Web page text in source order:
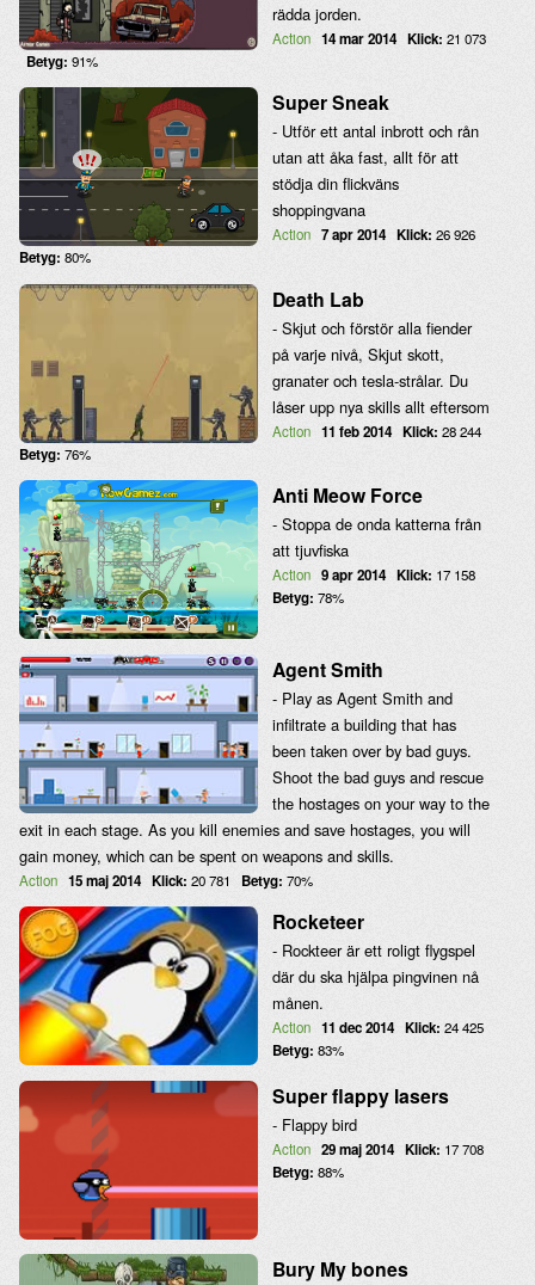
rädda jorden.
Action 14 mar 2014 Klick: 21 073
Betyg: 91%
Super Sneak
- Utför ett antal inbrott och rån
utan att åka fast, allt för att
stödja din flickväns
shoppingvana
Action 7 apr 2014 Klick: 26 926
Betyg: 80%
Death Lab
- Skjut och förstör alla fiender
på varje nivå, Skjut skott,
granater och tesla-strålar. Du
låser upp nya skills allt eftersom
Action 11 feb 2014 Klick: 28 244
Betyg: 76%
Anti Meow Force
- Stoppa de onda katterna från
att tjuvfiska
Action 9 apr 2014 Klick: 17 158
Betyg: 78%
Agent Smith
- Play as Agent Smith and
infiltrate a building that has
been taken over by bad guys.
Shoot the bad guys and rescue
the hostages on your way to the
exit in each stage. As you kill enemies and save hostages, you will
gain money, which can be spent on weapons and skills.
Action 15 maj 2014 Klick: 20 781 Betyg: 70%
Rocketeer
- Rockteer är ett roligt flygspel
där du ska hjälpa pingvinen nå
månen.
Action 11 dec 2014 Klick: 24 425
Betyg: 83%
Super flappy lasers
- Flappy bird
Action 29 maj 2014 Klick: 17 708
Betyg: 88%
Bury My bones